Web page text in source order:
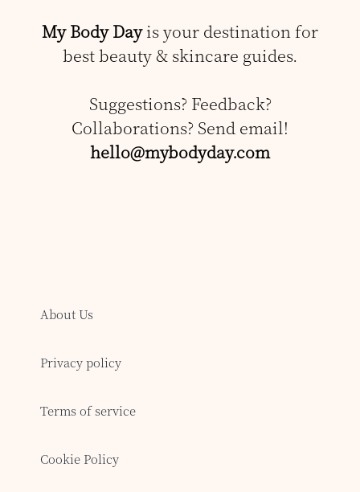
My Body Dayis your destination for
best beauty & skincare guides.
Suggestions? Feedback?
Collaborations? Send email!
hello@mybodyday.com
About Us
Privacy policy
Terms of service
Cookie Policy